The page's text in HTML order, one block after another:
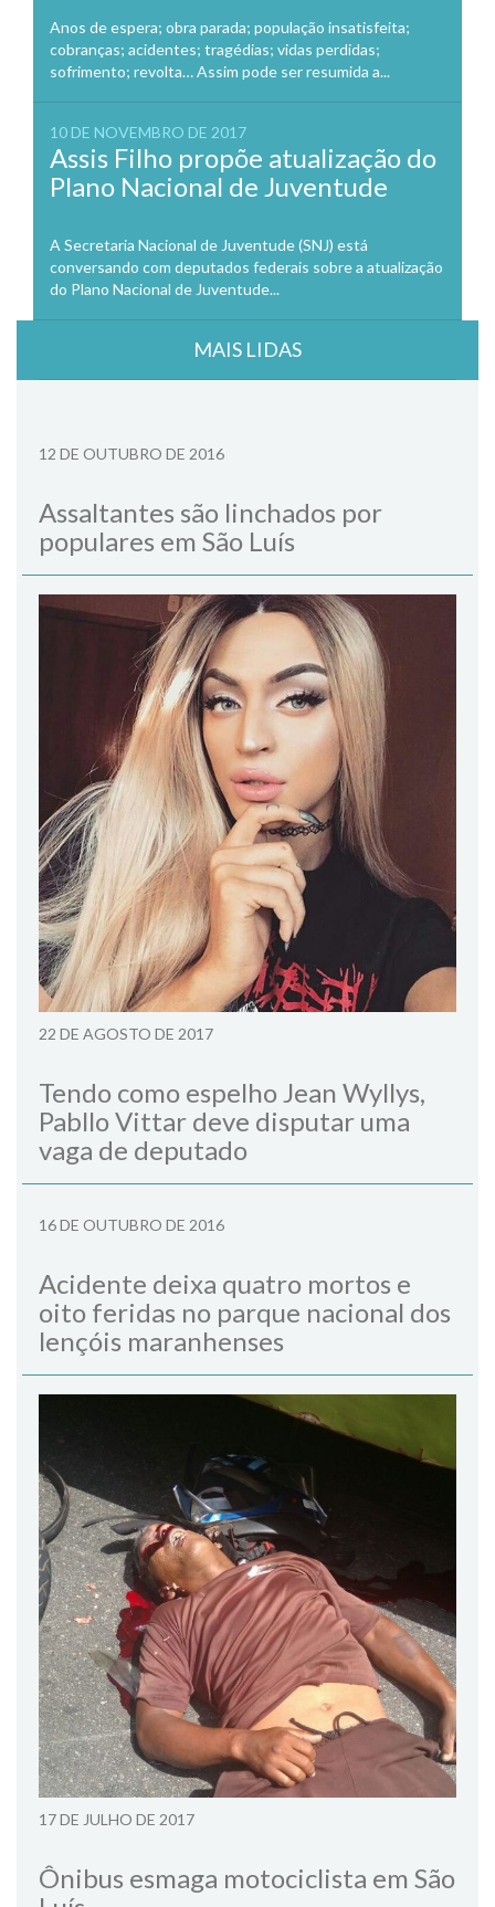
Anos de espera; obra parada; população insatisfeita;
cobranças; acidentes; tragédias; vidas perdidas;
sofrimento; revolta… Assim pode ser resumida a...
10 DE NOVEMBRO DE 2017
Assis Filho propõe atualização do
Plano Nacional de Juventude
A Secretaria Nacional de Juventude (SNJ) está
conversando com deputados federais sobre a atualização
do Plano Nacional de Juventude...
MAIS LIDAS
12 DE OUTUBRO DE 2016
Assaltantes são linchados por
populares em São Luís
22 DE AGOSTO DE 2017
Tendo como espelho Jean Wyllys,
Pabllo Vittar deve disputar uma
vaga de deputado
16 DE OUTUBRO DE 2016
Acidente deixa quatro mortos e
oito feridas no parque nacional dos
lençóis maranhenses
17 DE JULHO DE 2017
Ônibus esmaga motociclista em São